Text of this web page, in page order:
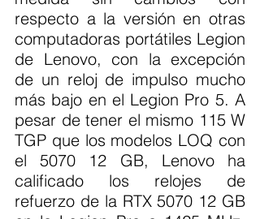
respecto a la versión en otras
computadoras portátiles Legion
de Lenovo, con la excepción
de un reloj de impulso mucho
más bajo en el Legion Pro 5. A
pesar de tener el mismo 115 W
TGP que los modelos LOQ con
el 5070 12 GB, Lenovo ha
calificado los relojes de
refuerzo de la RTX 5070 12 GB